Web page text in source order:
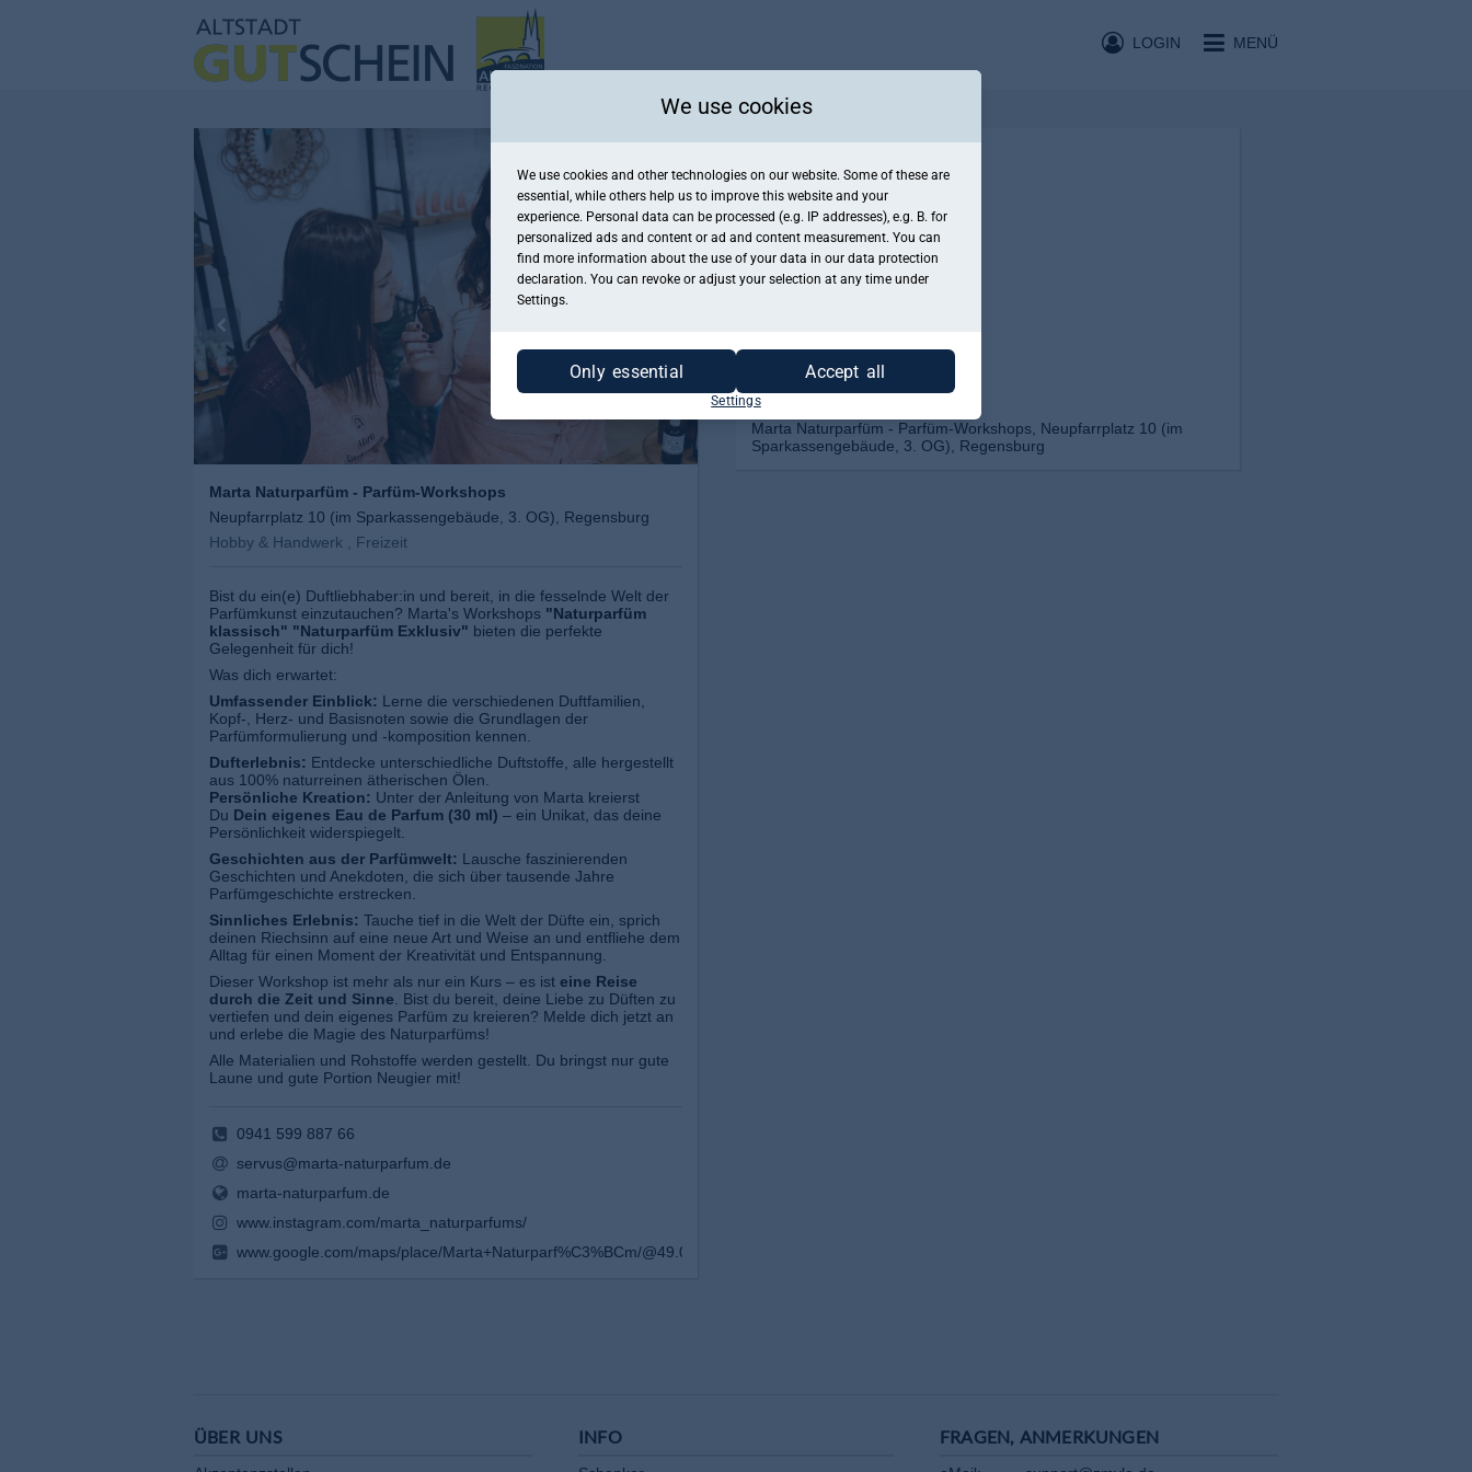
MENÜ
LOGIN
Marta Naturparfüm - Parfüm-Workshops
Neupfarrplatz 10 (im Sparkassengebäude, 3. OG), Regensburg
Hobby & Handwerk , Freizeit
Bist du ein(e) Duftliebhaber:in und bereit, in die fesselnde Welt der
Parfümkunst einzutauchen? Marta's Workshops "Naturparfüm
klassisch" "Naturparfüm Exklusiv" bieten die perfekte
Gelegenheit für dich!
Was dich erwartet:
Umfassender Einblick: Lerne die verschiedenen Duftfamilien,
Kopf-, Herz- und Basisnoten sowie die Grundlagen der
Parfümformulierung und -komposition kennen.
Dufterlebnis: Entdecke unterschiedliche Duftstoffe, alle hergestellt
aus 100% naturreinen ätherischen Ölen.
Persönliche Kreation: Unter der Anleitung von Marta kreierst
Du Dein eigenes Eau de Parfum (30 ml) – ein Unikat, das deine
Persönlichkeit widerspiegelt.
Geschichten aus der Parfümwelt: Lausche faszinierenden
Geschichten und Anekdoten, die sich über tausende Jahre
Parfümgeschichte erstrecken.
Sinnliches Erlebnis: Tauche tief in die Welt der Düfte ein, sprich
deinen Riechsinn auf eine neue Art und Weise an und entfliehe dem
Alltag für einen Moment der Kreativität und Entspannung.
Dieser Workshop ist mehr als nur ein Kurs – es ist eine Reise
durch die Zeit und Sinne . Bist du bereit, deine Liebe zu Düften zu
vertiefen und dein eigenes Parfüm zu kreieren? Melde dich jetzt an
und erlebe die Magie des Naturparfüms!
Alle Materialien und Rohstoffe werden gestellt. Du bringst nur gute
Laune und gute Portion Neugier mit!
0941 599 887 66
servus@marta-naturparfum.de
marta-naturparfum.de
www.instagram.com/marta_naturparfums/
www.google.com/maps/place/Marta+Naturparf%C3%BCm/@49.0178316,12.0943025,17z/
Marta Naturparfüm - Parfüm-Workshops, Neupfarrplatz 10 (im
Sparkassengebäude, 3. OG), Regensburg
ÜBER UNS INFO FRAGEN, ANMERKUNGEN
We use cookies
We use cookies and other technologies on our website. Some of these are
essential, while others help us to improve this website and your
experience. Personal data can be processed (e.g. IP addresses), e.g. B. for
personalized ads and content or ad and content measurement. You can
find more information about the use of your data in our data protection
declaration. You can revoke or adjust your selection at any time under
Settings.
Only essential Accept all
Settings